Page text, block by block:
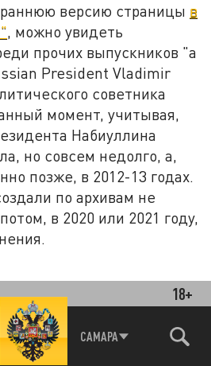
18+
САМАРА
версию страницы в
, можно увидеть
прочих выпускников "a
President Vladimir
советника
момент, учитывая,
Набиуллина
но совсем недолго, а,
позже, в 2012-13 годах.
по архивам не
в 2020 или 2021 году,
с удивительным мужем, с
всех нас ключевой
другим, о чём нужно, как в